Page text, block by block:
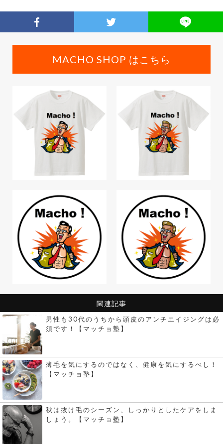
MACHO SHOP はこちら
関連記事
男性も30代のうちから頭皮のアンチエイジングは必
須です！【マッチョ塾】
薄毛を気にするのではなく、健康を気にするべし！
【マッチョ塾】
秋は抜け毛のシーズン、しっかりとしたケアをしま
しょう。【マッチョ塾】